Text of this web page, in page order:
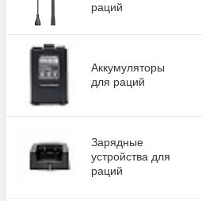
раций
Аккумуляторы
для раций
Зарядные
устройства для
раций